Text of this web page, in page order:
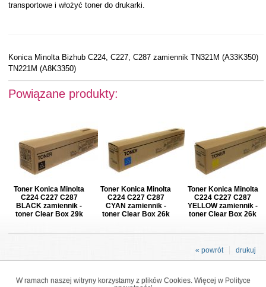
transportowe i włożyć toner do drukarki.
Konica Minolta Bizhub C224, C227, C287 zamiennik TN321M (A33K350)
TN221M (A8K3350)
Powiązane produkty:
Toner Konica Minolta
C224 C227 C287
BLACK zamiennik -
toner Clear Box 29k
Toner Konica Minolta
C224 C227 C287
CYAN zamiennik -
toner Clear Box 26k
Toner Konica Minolta
C224 C227 C287
YELLOW zamiennik -
toner Clear Box 26k
drukuj
« powrót
W ramach naszej witryny korzystamy z plików Cookies. Więcej w Polityce